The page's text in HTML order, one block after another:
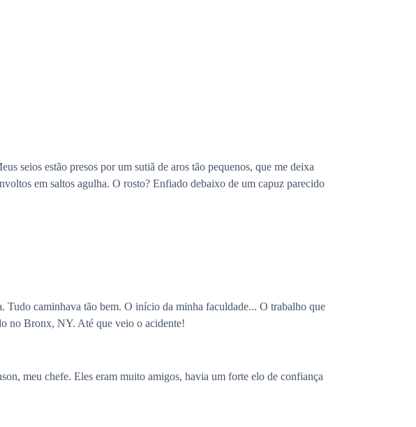
seios estão presos por um sutiã de aros tão pequenos, que me deixa
em saltos agulha. O rosto? Enfiado debaixo de um capuz parecido
Tudo caminhava tão bem. O início da minha faculdade... O trabalho que
no Bronx, NY. Até que veio o acidente!
meu chefe. Eles eram muito amigos, havia um forte elo de confiança